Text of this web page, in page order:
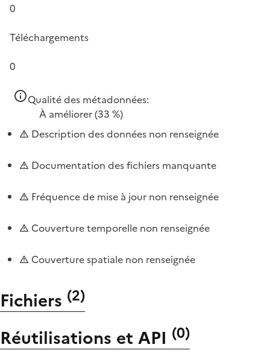
0
Téléchargements
0
Qualité des métadonnées:
À améliorer(33 %)
Description des données non renseignée
Documentation des fichiers manquante
Fréquence de mise à jour non renseignée
Couverture temporelle non renseignée
Couverture spatiale non renseignée
Fichiers (2)
Réutilisations et API (0)